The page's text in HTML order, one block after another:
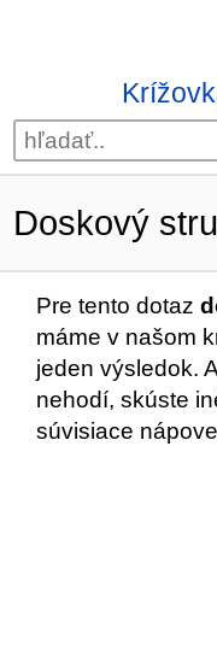
Doskový
Pre tento dotaz
máme v našom
jeden výsledok.
nehodí, skúste
súvisiace